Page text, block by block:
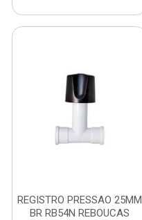
REGISTRO PRESSAO 25MM
BR RB54N REBOUCAS